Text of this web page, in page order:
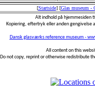
[Startside] [Glas museum -
Alt indhold på hjemmesiden
Kopiering, eftertryk eller anden
Dansk glasværks reference museum -
All content on this
Do not copy, reprint or otherwise redistribute